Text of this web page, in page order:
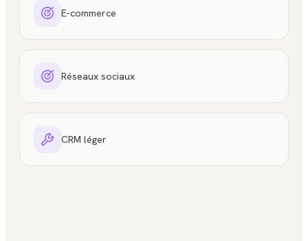
E-commerce
Réseaux sociaux
CRM léger